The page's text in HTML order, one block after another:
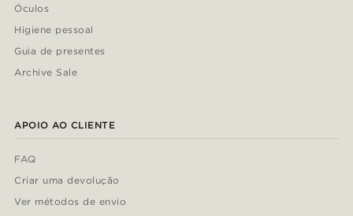
Óculos
Higiene pessoal
Guia de presentes
Archive Sale
APOIO AO CLIENTE
FAQ
Criar uma devolução
Ver métodos de envio